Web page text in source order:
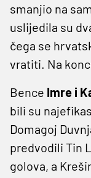
smanjio na
uslijedila su
čega se
vratiti. Na
Bence Imre i
bili su
Domagoj
predvodili Tin
golova, a